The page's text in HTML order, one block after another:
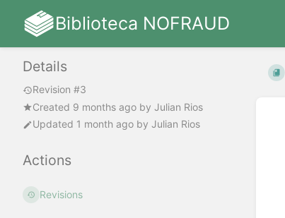
Biblioteca NOFRAUD
Details
Revision #3
Created 9 months ago by Julian Rios
Updated 1 month ago by Julian Rios
Actions
Revisions